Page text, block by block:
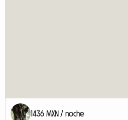
1436 MXN / noche